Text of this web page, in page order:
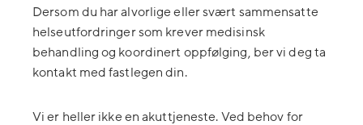
Dersom du har alvorlige eller svært sammensatte
helseutfordringer som krever medisinsk
behandling og koordinert oppfølging, ber vi deg ta
kontakt med fastlegen din.
Vi er heller ikke en akuttjeneste. Ved behov for